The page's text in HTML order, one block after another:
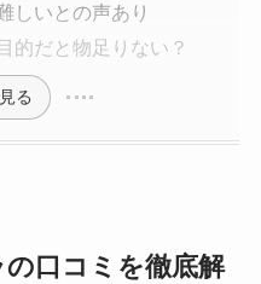
しいとの声あり
的だと物足りない？
る
口コミを徹底解